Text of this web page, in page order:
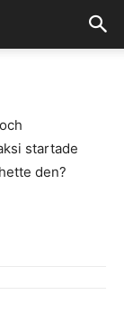
startade
den?